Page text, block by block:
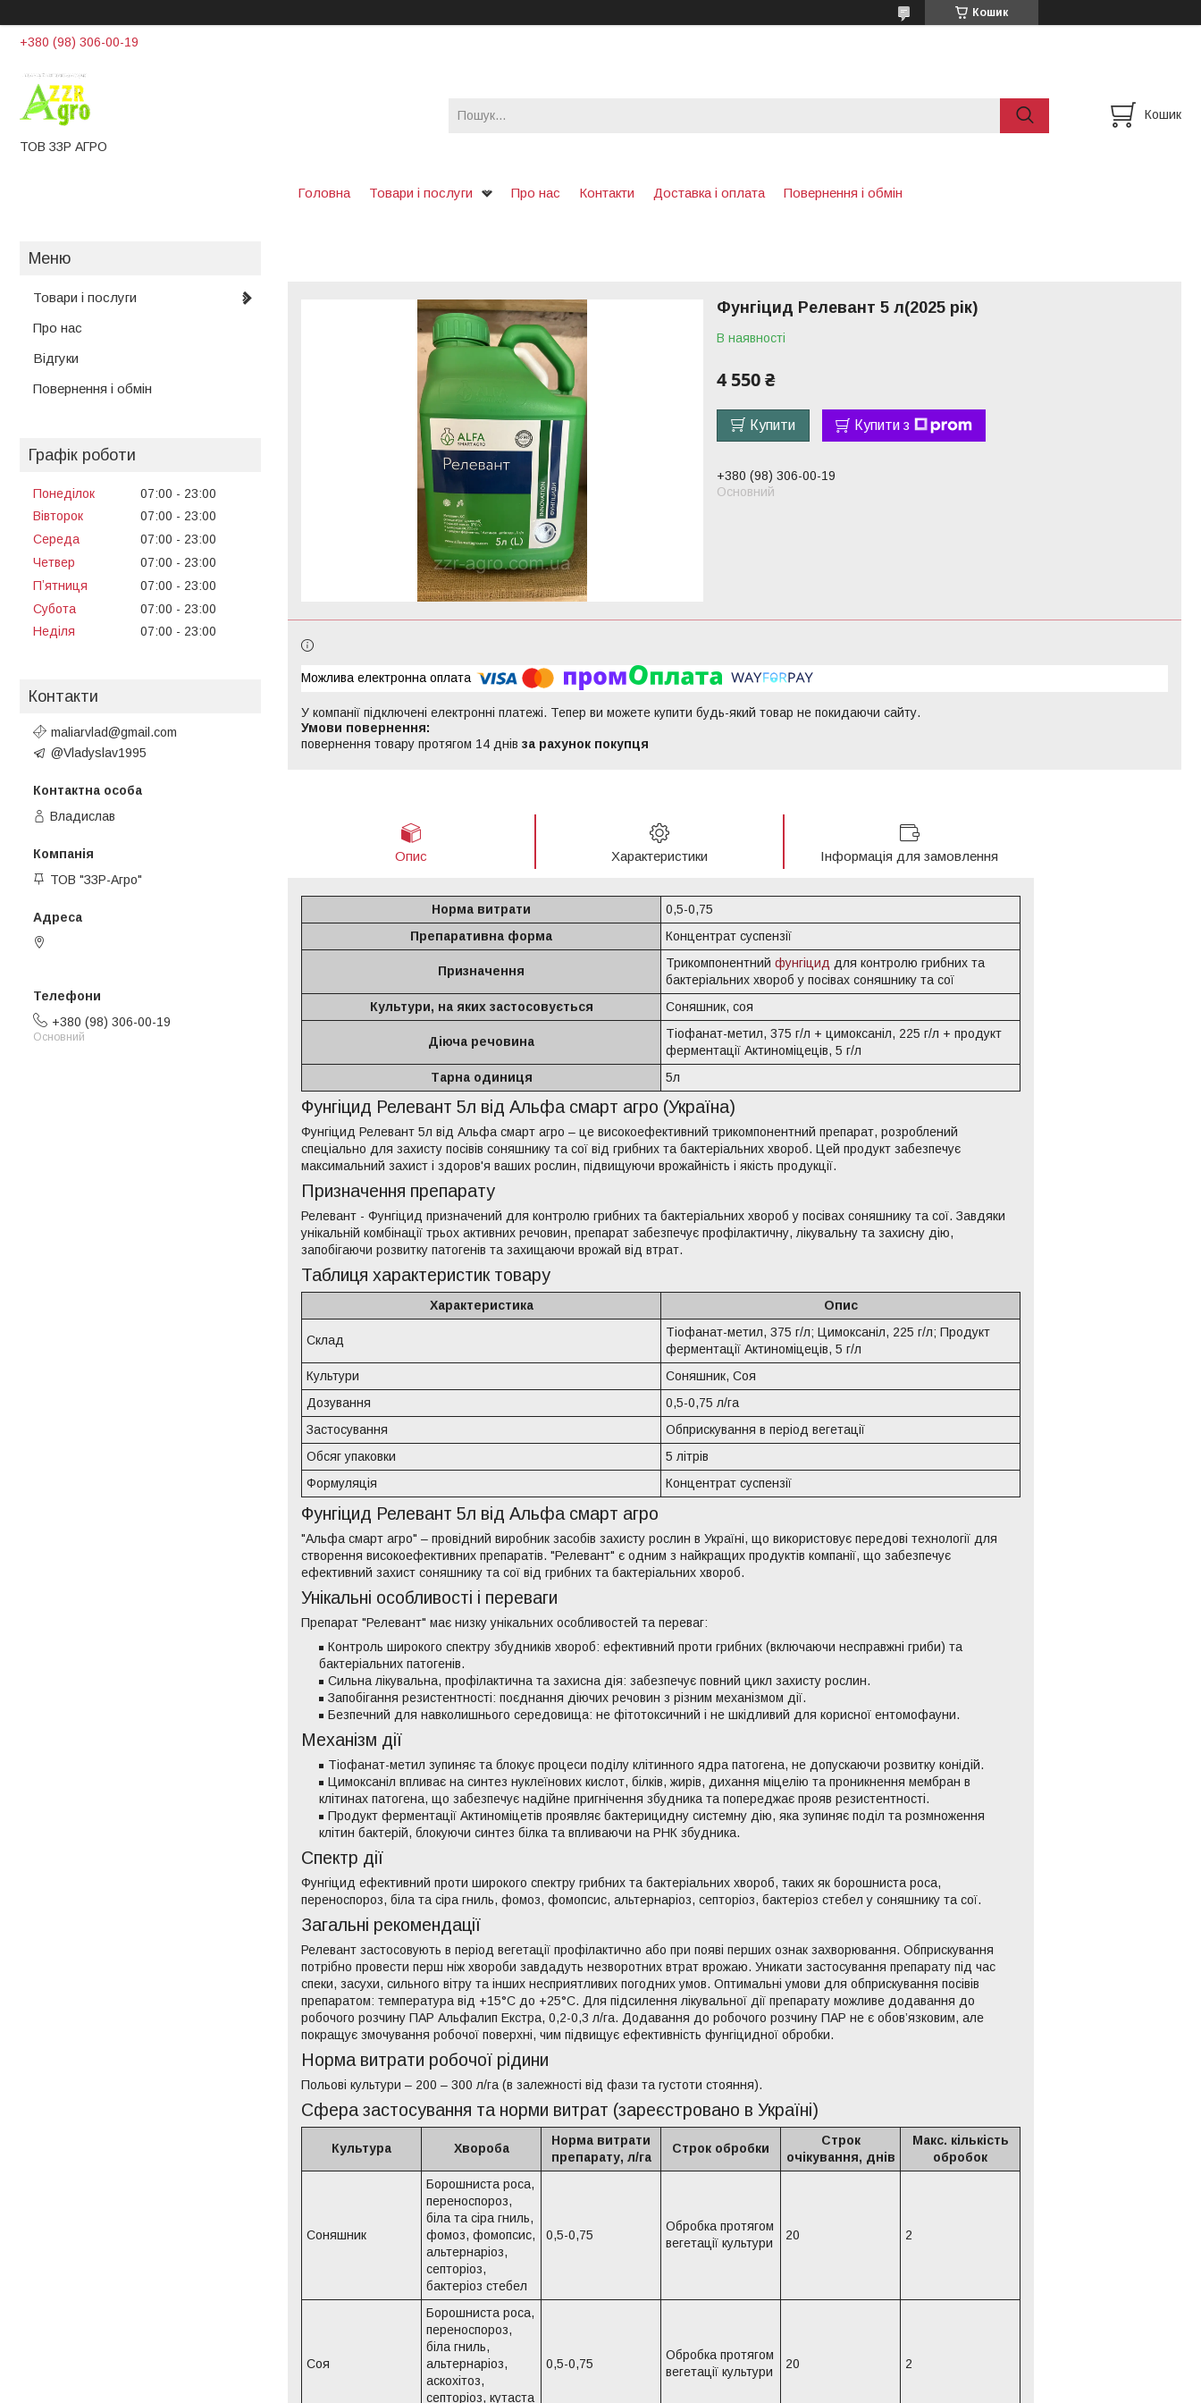
Кошик
+380 (98) 306-00-19
ТОВ ЗЗР АГРО
Кошик
Головна Товари і послуги Про нас Контакти Доставка і оплата Повернення і обмін
Фунгіцид Релевант 5 л(2025 рік)
В наявності
4 550 ₴
Купити Купити з
+380 (98) 306-00-19
Основний
У компанії підключені електронні платежі. Тепер ви можете купити будь-який товар не покидаючи сайту.
повернення товару протягом 14 днів за рахунок покупця
Опис Характеристики Інформація для замовлення
Норма витрати
0,5-0,75
Препаративна форма
Концентрат суспензії
Призначення
Трикомпонентний фунгіцид для контролю грибних та
бактеріальних хвороб у посівах соняшнику та сої
Культури, на яких застосовується
Соняшник, соя
Діюча речовина
Тіофанат-метил, 375 г/л + цимоксаніл, 225 г/л + продукт
ферментації Актиноміцеців, 5 г/л
Тарна одиниця
5л
Фунгіцид Релевант 5л від Альфа смарт агро (Україна)
Фунгіцид Релевант 5л від Альфа смарт агро – це високоефективний трикомпонентний препарат, розроблений
спеціально для захисту посівів соняшнику та сої від грибних та бактеріальних хвороб. Цей продукт забезпечує
максимальний захист і здоров'я ваших рослин, підвищуючи врожайність і якість продукції.
Призначення препарату
Релевант - Фунгіцид призначений для контролю грибних та бактеріальних хвороб у посівах соняшнику та сої. Завдяки
унікальній комбінації трьох активних речовин, препарат забезпечує профілактичну, лікувальну та захисну дію,
запобігаючи розвитку патогенів та захищаючи врожай від втрат.
Таблиця характеристик товару
Характеристика Опис
Склад
Тіофанат-метил, 375 г/л; Цимоксаніл, 225 г/л; Продукт
ферментації Актиноміцеців, 5 г/л
Культури
Соняшник, Соя
Дозування
0,5-0,75 л/га
Застосування
Обприскування в період вегетації
Обсяг упаковки
5 літрів
Формуляція
Концентрат суспензії
Фунгіцид Релевант 5л від Альфа смарт агро
"Альфа смарт агро" – провідний виробник засобів захисту рослин в Україні, що використовує передові технології для
створення високоефективних препаратів. "Релевант" є одним з найкращих продуктів компанії, що забезпечує
ефективний захист соняшнику та сої від грибних та бактеріальних хвороб.
Унікальні особливості і переваги
Препарат "Релевант" має низку унікальних особливостей та переваг:
Контроль широкого спектру збудників хвороб: ефективний проти грибних (включаючи несправжні гриби) та
бактеріальних патогенів.
Сильна лікувальна, профілактична та захисна дія: забезпечує повний цикл захисту рослин.
Запобігання резистентності: поєднання діючих речовин з різним механізмом дії.
Безпечний для навколишнього середовища: не фітотоксичний і не шкідливий для корисної ентомофауни.
Механізм дії
Тіофанат-метил зупиняє та блокує процеси поділу клітинного ядра патогена, не допускаючи розвитку конідій.
Цимоксаніл впливає на синтез нуклеїнових кислот, білків, жирів, дихання міцелію та проникнення мембран в
клітинах патогена, що забезпечує надійне пригнічення збудника та попереджає прояв резистентності.
Продукт ферментації Актиноміцетів проявляє бактерицидну системну дію, яка зупиняє поділ та розмноження
клітин бактерій, блокуючи синтез білка та впливаючи на РНК збудника.
Спектр дії
Фунгіцид ефективний проти широкого спектру грибних та бактеріальних хвороб, таких як борошниста роса,
переноспороз, біла та сіра гниль, фомоз, фомопсис, альтернаріоз, септоріоз, бактеріоз стебел у соняшнику та сої.
Загальні рекомендації
Релевант застосовують в період вегетації профілактично або при появі перших ознак захворювання. Обприскування
потрібно провести перш ніж хвороби завдадуть незворотних втрат врожаю. Уникати застосування препарату під час
спеки, засухи, сильного вітру та інших несприятливих погодних умов. Оптимальні умови для обприскування посівів
препаратом: температура від +15°С до +25°С. Для підсилення лікувальної дії препарату можливе додавання до
робочого розчину ПАР Альфалип Екстра, 0,2-0,3 л/га. Додавання до робочого розчину ПАР не є обов’язковим, але
покращує змочування робочої поверхні, чим підвищує ефективність фунгіцидної обробки.
Норма витрати робочої рідини
Польові культури – 200 – 300 л/га (в залежності від фази та густоти стояння).
Сфера застосування та норми витрат (зареєстровано в Україні)
Культура Хвороба
Норма витрати
препарату, л/га
Строк обробки
Строк
очікування, днів
Макс. кількість
обробок
Соняшник
Борошниста роса,
переноспороз,
біла та сіра гниль,
фомоз, фомопсис,
альтернаріоз,
септоріоз,
бактеріоз стебел
0,5-0,75
Обробка протягом
вегетації культури
20 2
Соя
Борошниста роса,
переноспороз,
біла гниль,
альтернаріоз,
аскохітоз,
септоріоз, кутаста
0,5-0,75
Обробка протягом
вегетації культури
20 2
Товари і послуги
Про нас
Відгуки
Повернення і обмін
Графік роботи
Понеділок 07:00
23:00
Вівторок
07:00
23:00
Середа
07:00
23:00
Четвер
07:00
23:00
Пʼятниця
07:00
23:00
Субота
07:00
23:00
Неділя
07:00 23:00
Контакти
maliarvlad@gmail.com
@Vladyslav1995
Владислав
ТОВ "ЗЗР-Агро"
+380 (98) 306-00-19
Основний